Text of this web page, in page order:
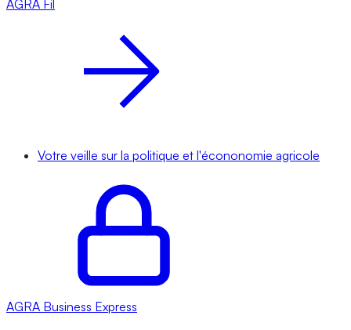
AGRA Fil
Votre veille sur la politique et l'écononomie agricole
AGRA Business Express